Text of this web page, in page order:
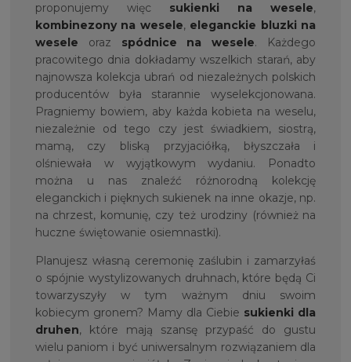
proponujemy więc
sukienki na wesele,
kombinezony na wesele, eleganckie bluzki na
wesele oraz spódnice na wesele. Każdego
pracowitego dnia dokładamy wszelkich starań, aby
najnowsza kolekcja ubrań od niezależnych polskich
producentów była starannie wyselekcjonowana.
Pragniemy bowiem, aby każda kobieta na weselu,
niezależnie od tego czy jest świadkiem, siostrą,
mamą, czy bliską przyjaciółką, błyszczała i
olśniewała w wyjątkowym wydaniu. Ponadto
można u nas znaleźć różnorodną kolekcję
eleganckich i pięknych sukienek na inne okazje, np.
na chrzest, komunię, czy też urodziny (również na
huczne świętowanie osiemnastki).
Planujesz własną ceremonię zaślubin i zamarzyłaś
o spójnie wystylizowanych druhnach, które będą Ci
towarzyszyły w tym ważnym dniu swoim
kobiecym gronem? Mamy dla Ciebie sukienki dla
druhen, które mają szansę przypaść do gustu
wielu paniom i być uniwersalnym rozwiązaniem dla